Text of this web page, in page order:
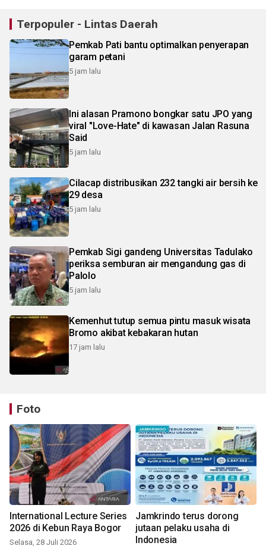
Terpopuler - Lintas Daerah
Pemkab Pati bantu optimalkan penyerapan
garam petani
5 jam lalu
Ini alasan Pramono bongkar satu JPO yang
viral "Love-Hate" di kawasan Jalan Rasuna
Said
5 jam lalu
Cilacap distribusikan 232 tangki air bersih ke
29 desa
5 jam lalu
Pemkab Sigi gandeng Universitas Tadulako
periksa semburan air mengandung gas di
Palolo
5 jam lalu
Kemenhut tutup semua pintu masuk wisata
Bromo akibat kebakaran hutan
17 jam lalu
Foto
International Lecture Series
2026 di Kebun Raya Bogor
Selasa, 28 Juli 2026
Jamkrindo terus dorong
jutaan pelaku usaha di
Indonesia